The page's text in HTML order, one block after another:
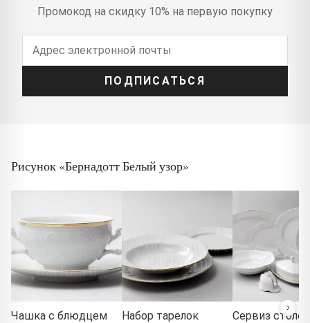
Промокод на скидку 10% на первую покупку
ПОДПИСАТЬСЯ
Рисунок «Бернадотт Белый узор»
Чашка с блюдцем
Набор тарелок
Сервиз